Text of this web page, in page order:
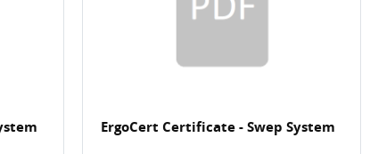
ErgoCert Certificate - Swep System